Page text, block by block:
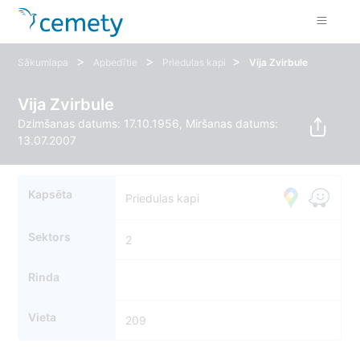
Sākumlapa > Apbedītie > Priedulas kapi > Vija Zvirbule
Vija Zvirbule
Dzimšanas datums: 17.10.1956, Miršanas datums:
13.07.2007
Kapsēta Priedulas kapi
Sektors 2
Rinda
Vieta 209